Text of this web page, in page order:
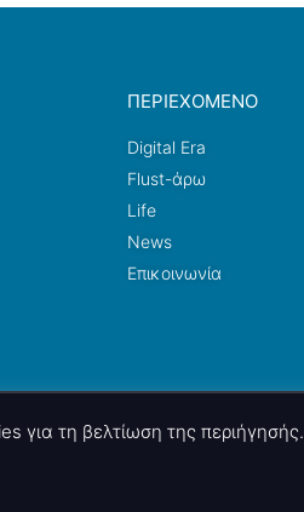
ΠΕΡΙΕΧΟΜΕΝΟ
Digital Era
Flust-άρω
Life
News
Επικοινωνία
rights reserved.
για τη βελτίωση της